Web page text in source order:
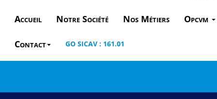
Accueil Notre Société Nos Métiers Opcvm
Contact GO SICAV : 161.01